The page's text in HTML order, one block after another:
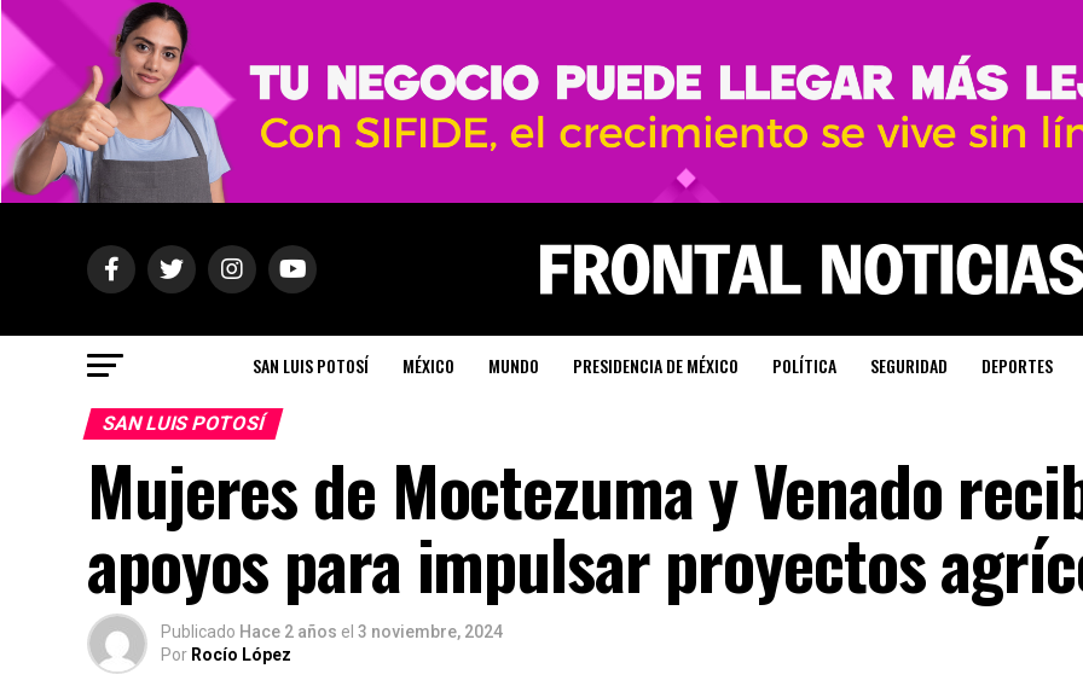
SAN LUIS POTOSÍ MÉXICO MUNDO PRESIDENCIA DE MÉXICO POLÍTICA SEGURIDAD DEPORTES
SAN LUIS POTOSÍ
Mujeres de Moctezuma y Venado
apoyos para impulsar proyectos
Publicado Hace 2 años el 3 noviembre, 2024
Por Rocío López